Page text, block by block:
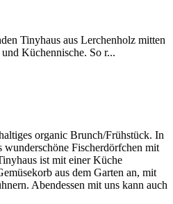
Tinyhaus aus Lerchenholz mitten
Küchennische. So r...
organic Brunch/Frühstück. In
Fischerdörfchen mit
ist mit einer Küche
aus dem Garten an, mit
Abendessen mit uns kann auch